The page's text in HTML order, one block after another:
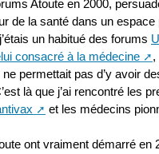
Atoute en 2000,
de la santé dans un espace
un habitué des forums
consacré à la médecine
,
permettait pas d’y avoir
là que j’ai rencontré les
et les médecins
ont vraiment démarré en